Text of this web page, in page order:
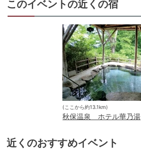
このイベントの近くの宿
(ここから約13.1km)
秋保温泉 ホテル華乃湯
近くのおすすめイベント